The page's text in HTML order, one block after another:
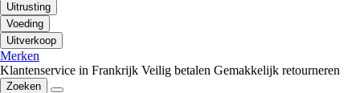
Uitrusting
Voeding
Uitverkoop
Merken
Klantenservice in Frankrijk Veilig betalen Gemakkelijk retourneren
Zoeken